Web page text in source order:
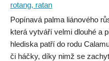
rotang, ratan
Popínavá palma liánového
která vytváří velmi dlouhé a
hlediska patří do rodu
či háčky, díky nimž se